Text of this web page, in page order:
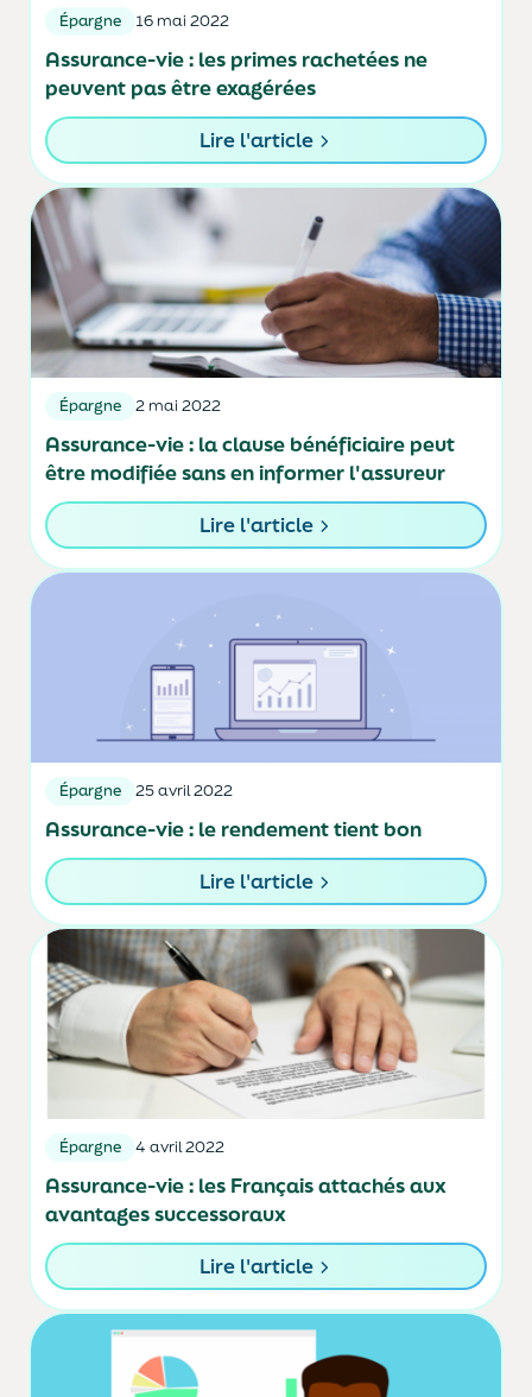
Épargne 16 mai 2022
Assurance-vie : les primes rachetées ne
peuvent pas être exagérées
Lire l'article
Épargne 2 mai 2022
Assurance-vie : la clause bénéficiaire peut
être modifiée sans en informer l'assureur
Lire l'article
Épargne 25 avril 2022
Assurance-vie : le rendement tient bon
Lire l'article
Épargne 4 avril 2022
Assurance-vie : les Français attachés aux
avantages successoraux
Lire l'article